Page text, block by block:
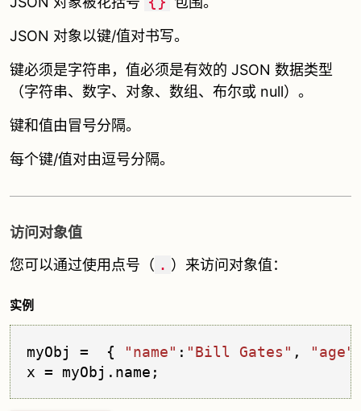
JSON 对象以键/值对书写。
键必须是字符串，值必须是有效的 JSON 数据类型
（字符串、数字、对象、数组、布尔或 null）。
键和值由冒号分隔。
每个键/值对由逗号分隔。
访问对象值
您可以通过使用点号（ . ）来访问对象值：
实例
myObj =  { "name" : "Bill Gates" , "age"
x = myObj. name